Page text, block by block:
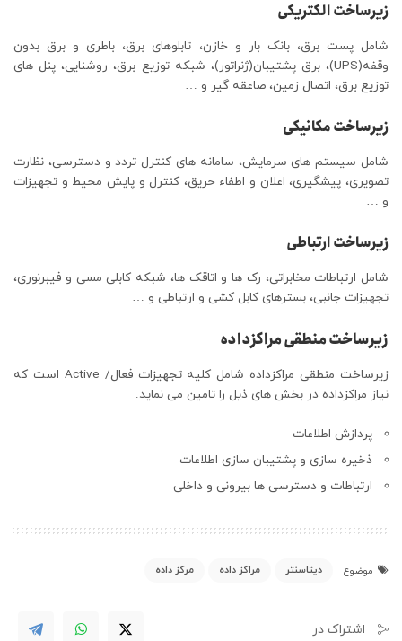
زیرساخت الکتریکی
شامل پست برق، بانک بار و خازن، تابلوهای برق، باطری و برق بدون
وقفه(UPS)، برق پشتیبان(ژنراتور)، شبکه توزیع برق، روشنایی، پنل های
توزیع برق، اتصال زمین، صاعقه گیر و …
زیرساخت مکانیکی
شامل سیستم های سرمایش، سامانه های کنترل تردد و دسترسی، نظارت
تصویری، پیشگیری، اعلان و اطفاء حریق، کنترل و پایش محیط و تجهیزات
و …
زیرساخت ارتباطی
شامل ارتباطات مخابراتی، رک ها و اتاقک ها، شبکه کابلی مسی و فیبرنوری،
تجهیزات جانبی، بسترهای کابل کشی و ارتباطی و …
زیرساخت منطقی مراکزداده
زیرساخت منطقی مراکزداده شامل کلیه تجهیزات فعال/ Active است که
نیاز مراکزداده در بخش های ذیل را تامین می نماید.
پردازش اطلاعات
ذخیره سازی و پشتیبان سازی اطلاعات
ارتباطات و دسترسی ها بیرونی و داخلی
موضوع دیتاسنتر مراکز داده مرکز داده
اشتراک در